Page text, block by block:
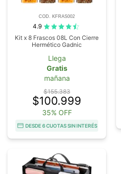
COD. KFRAS002
4.9
Kit x 8 Frascos 08L Con Cierre
Hermético Gadnic
Llega
Gratis
mañana
$155.383
$100.999
35% OFF
DESDE 6 CUOTAS SIN INTERÉS